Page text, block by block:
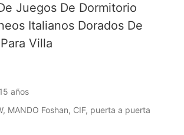
Juegos De Dormitorio
Italianos Dorados De
Villa
años
MANDO Foshan, CIF, puerta a puerta